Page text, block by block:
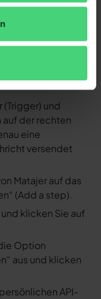
(Trigger) und
auf der rechten
eine
versendet
Matajer auf das
(Add a step).
klicken Sie auf
Option
aus und klicken
API-